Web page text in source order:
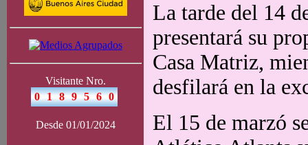
Visitante Nro.
Desde 01/01/2024
La tarde del 14
presentará su
Casa Matriz,
desfilará en la
El 15 de marzó